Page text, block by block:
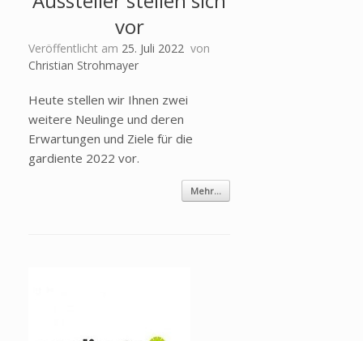
vor
Veröffentlicht am 25. Juli 2022 von
Christian Strohmayer
Heute stellen wir Ihnen zwei
weitere Neulinge und deren
Erwartungen und Ziele für die
gardiente 2022 vor.
Mehr...